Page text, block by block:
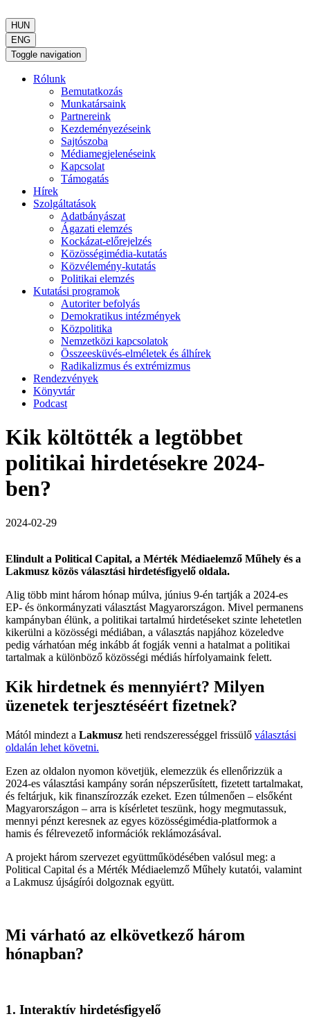
HUN
ENG
Toggle navigation
Rólunk
Bemutatkozás
Munkatársaink
Partnereink
Kezdeményezéseink
Sajtószoba
Médiamegjelenéseink
Kapcsolat
Támogatás
Hírek
Szolgáltatások
Adatbányászat
Ágazati elemzés
Kockázat-előrejelzés
Közösségimédia-kutatás
Közvélemény-kutatás
Politikai elemzés
Kutatási programok
Autoriter befolyás
Demokratikus intézmények
Közpolitika
Nemzetközi kapcsolatok
Összeesküvés-elméletek és álhírek
Radikalizmus és extrémizmus
Rendezvények
Könyvtár
Podcast
Kik költötték a legtöbbet
politikai hirdetésekre 2024-
ben?
2024-02-29
Elindult a Political Capital, a Mérték Médiaelemző Műhely és a
Lakmusz közös választási hirdetésfigyelő oldala.
Alig több mint három hónap múlva, június 9-én tartják a 2024-es
EP- és önkormányzati választást Magyarországon. Mivel permanens
kampányban élünk, a politikai tartalmú hirdetéseket szinte lehetetlen
kikerülni a közösségi médiában, a választás napjához közeledve
pedig várhatóan még inkább át fogják venni a hatalmat a politikai
tartalmak a különböző közösségi médiás hírfolyamaink felett.
Kik hirdetnek és mennyiért? Milyen
üzenetek terjesztéséért fizetnek?
Mától mindezt a Lakmusz heti rendszerességgel frissülő választási
oldalán lehet követni.
Ezen az oldalon nyomon követjük, elemezzük és ellenőrizzük a
2024-es választási kampány során népszerűsített, fizetett tartalmakat,
és feltárjuk, kik finanszírozzák ezeket. Ezen túlmenően – elsőként
Magyarországon – arra is kísérletet teszünk, hogy megmutassuk,
mennyi pénzt keresnek az egyes közösségimédia-platformok a
hamis és félrevezető információk reklámozásával.
A projekt három szervezet együttműködésében valósul meg: a
Political Capital és a Mérték Médiaelemző Műhely kutatói, valamint
a Lakmusz újságírói dolgoznak együtt.
Mi várható az elkövetkező három
hónapban?
1. Interaktív hirdetésfigyelő